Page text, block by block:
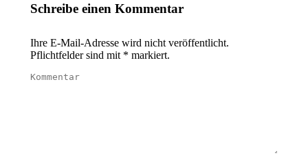
Schreibe einen Kommentar
Ihre E-Mail-Adresse wird nicht veröffentlicht.
Pflichtfelder sind mit * markiert.
Kommentar